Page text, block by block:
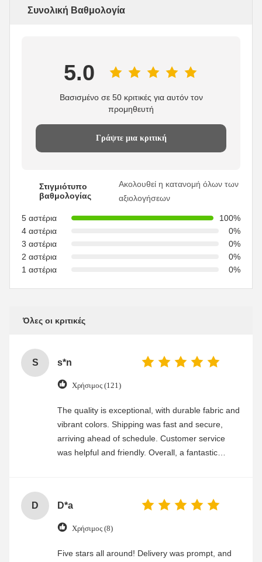
Συνολική Βαθμολογία
5.0
Βασισμένο σε 50 κριτικές για αυτόν τον
προμηθευτή
Γράψτε μια κριτική
Στιγμιότυπο
βαθμολογίας
Ακολουθεί η κατανομή όλων των
αξιολογήσεων
5 αστέρια
100%
4 αστέρια
0%
3 αστέρια
0%
2 αστέρια
0%
1 αστέρια
0%
Όλες οι κριτικές
S s*n
Χρήσιμος (121)
The quality is exceptional, with durable fabric and
vibrant colors. Shipping was fast and secure,
arriving ahead of schedule. Customer service
was helpful and friendly. Overall, a fantastic
D D*a
Χρήσιμος (8)
Five stars all around! Delivery was prompt, and